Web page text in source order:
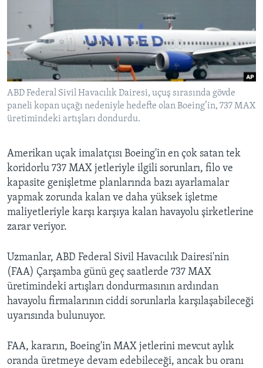
SANAT
Diller
ABD Federal Sivil Havacılık Dairesi, uçuş sırasında gövde
paneli kopan uçağı nedeniyle hedefte olan Boeing’in, 737 MAX
üretimindeki artışları dondurdu.
Amerikan uçak imalatçısı Boeing'in en çok satan tek
koridorlu 737 MAX jetleriyle ilgili sorunları, filo ve
kapasite genişletme planlarında bazı ayarlamalar
yapmak zorunda kalan ve daha yüksek işletme
maliyetleriyle karşı karşıya kalan havayolu şirketlerine
zarar veriyor.
Uzmanlar, ABD Federal Sivil Havacılık Dairesi'nin
(FAA) Çarşamba günü geç saatlerde 737 MAX
üretimindeki artışları dondurmasının ardından
havayolu firmalarının ciddi sorunlarla karşılaşabileceği
uyarısında bulunuyor.
FAA, kararın, Boeing'in MAX jetlerini mevcut aylık
oranda üretmeye devam edebileceği, ancak bu oranı